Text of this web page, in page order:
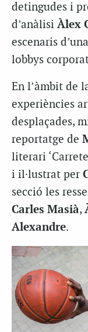
detingudes i
d’anàlisi Àlex
escenaris
lobbys
En l’àmbit de
experiències
desplaçades,
reportatge de
literari
i il·lustrat per
secció les
Carles Masià,
Alexandre.